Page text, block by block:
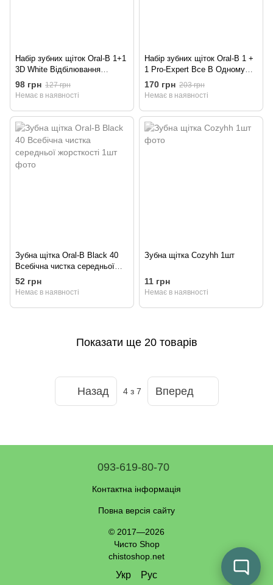
Набір зубних щіток Oral-B 1+1
3D White Відбілювання
середньої жорсткості 2шт
98 грн 127 грн
Немає в наявності
Набір зубних щіток Oral-B 1 +
1 Pro-Expert Все В Одному
середньої жорсткості 2шт
170 грн 203 грн
Немає в наявності
Зубна щітка Oral-B Black 40
Всебічна чистка середньої
жорсткості 1шт
52 грн
Немає в наявності
Зубна щітка Cozyhh 1шт
11 грн
Немає в наявності
Показати ще 20 товарів
Назад 4з 7 Вперед
093-619-80-70
Контактна інформація
Повна версія сайту
© 2017—2026
Чисто Shop
chistoshop.net
Укр Рус